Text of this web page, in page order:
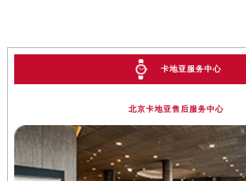
卡地亚服务中心
北京卡地亚售后服务中心